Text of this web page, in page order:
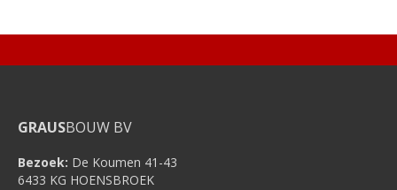
GRAUSBOUW BV
Bezoek: De Koumen 41-43
6433 KG HOENSBROEK